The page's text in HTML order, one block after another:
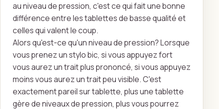
au niveau de pression, c'est ce qui fait une bonne
différence entre les tablettes de basse qualité et
celles qui valent le coup.
Alors qu'est-ce qu'un niveau de pression? Lorsque
vous prenez un stylo bic, si vous appuyez fort
vous aurez un trait plus prononcé, si vous appuyez
moins vous aurez un trait peu visible. C'est
exactement pareil sur tablette, plus une tablette
gère de niveaux de pression, plus vous pourrez